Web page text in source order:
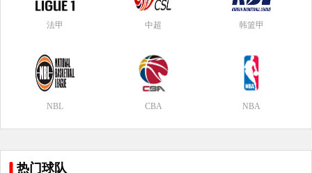
法甲 中超 韩篮甲
NBL CBA NBA
热门球队